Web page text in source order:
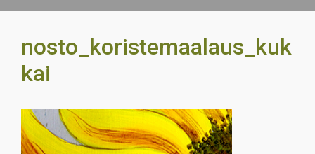
nosto_koristemaalaus_kuk
kai